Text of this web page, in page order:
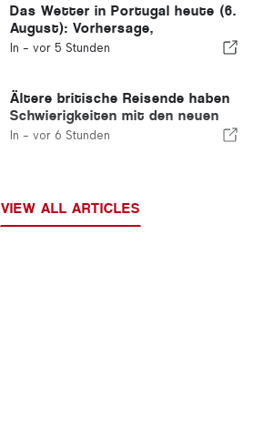
Das Wetter in Portugal heute (6.
August): Vorhersage,
Temperaturen und was Sie
In - vor 5 Stunden
Ältere britische Reisende haben
Schwierigkeiten mit den neuen
Fingerabdruckkontrollen der
In - vor 6 Stunden
VIEW ALL ARTICLES